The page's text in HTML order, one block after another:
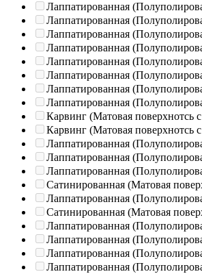
Лаппатированная
Лаппатированная
Лаппатированная
Лаппатированная
Лаппатированная
Лаппатированная
Лаппатированная
Лаппатированная
Карвинг (Матовая поверхнотсь
Карвинг (Матовая поверхнотсь
Лаппатированная
Лаппатированная
Лаппатированная
Сатинированная (Матовая
Лаппатированная
Сатинированная (Матовая
Лаппатированная
Лаппатированная
Лаппатированная
Лаппатированная